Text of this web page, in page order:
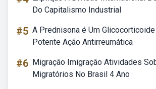
Do Capitalismo Industrial
#5 A Prednisona é Um
Potente Ação Antirreumática
#6 Migração Imigração Atividades
Migratórios No Brasil 4 Ano